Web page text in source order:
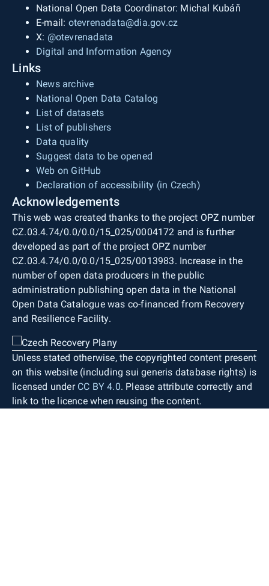
National Open Data Coordinator: Michal Kubáň
E-mail: otevrenadata@dia.gov.cz
X: @otevrenadata
Digital and Information Agency
Links
News archive
National Open Data Catalog
List of datasets
List of publishers
Data quality
Suggest data to be opened
Web on GitHub
Declaration of accessibility (in Czech)
Acknowledgements
This web was created thanks to the project OPZ number
CZ.03.4.74/0.0/0.0/15_025/0004172 and is further
developed as part of the project OPZ number
CZ.03.4.74/0.0/0.0/15_025/0013983. Increase in the
number of open data producers in the public
administration publishing open data in the National
Open Data Catalogue was co-financed from Recovery
and Resilience Facility.
Unless stated otherwise, the copyrighted content present
on this website (including sui generis database rights) is
licensed under CC BY 4.0. Please attribute correctly and
link to the licence when reusing the content.